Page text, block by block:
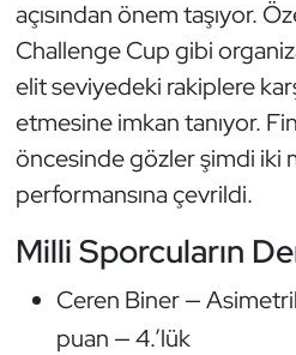
açısından önem taşıyor.
Challenge Cup gibi
elit seviyedeki rakiplere
etmesine imkan tanıyor.
öncesinde gözler şimdi iki
performansına çevrildi.
Milli Sporcuların
Ceren Biner —
puan — 4.’lük